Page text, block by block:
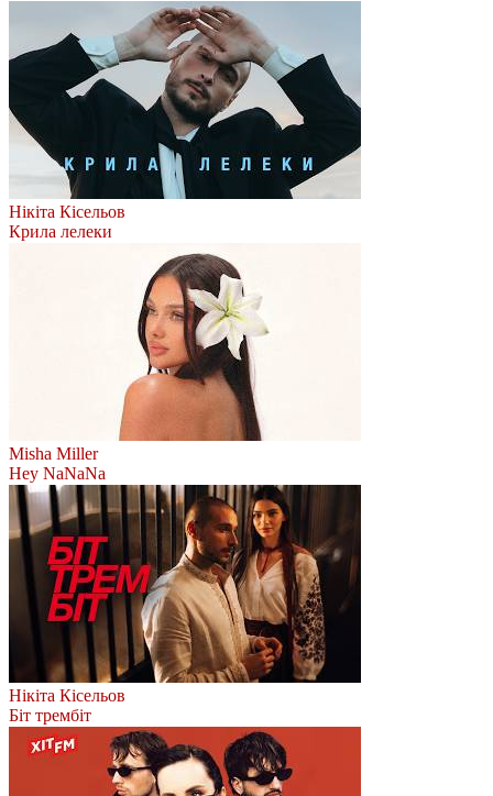
Нікіта Кісельов
Крила лелеки
Misha Miller
Hey NaNaNa
Нікіта Кісельов
Біт трембіт